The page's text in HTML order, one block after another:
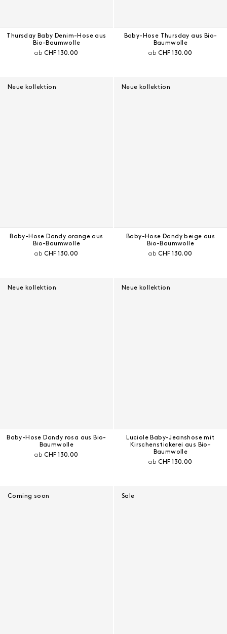
Thursday Baby Denim-Hose aus
Bio-Baumwolle
ab Aktueller Preis:
CHF 130.00
Baby-Hose Thursday aus Bio-
Baumwolle
ab Aktueller Preis:
CHF 130.00
Neue kollektion
Baby-Hose Dandy orange aus
Bio-Baumwolle
ab Aktueller Preis:
CHF 130.00
Neue kollektion
Baby-Hose Dandy beige aus
Bio-Baumwolle
ab Aktueller Preis:
CHF 130.00
Neue kollektion
Baby-Hose Dandy rosa aus Bio-
Baumwolle
ab Aktueller Preis:
CHF 130.00
Neue kollektion
Luciole Baby-Jeanshose mit
Kirschenstickerei aus Bio-
Baumwolle
ab Aktueller Preis:
CHF 130.00
Coming soon Sale